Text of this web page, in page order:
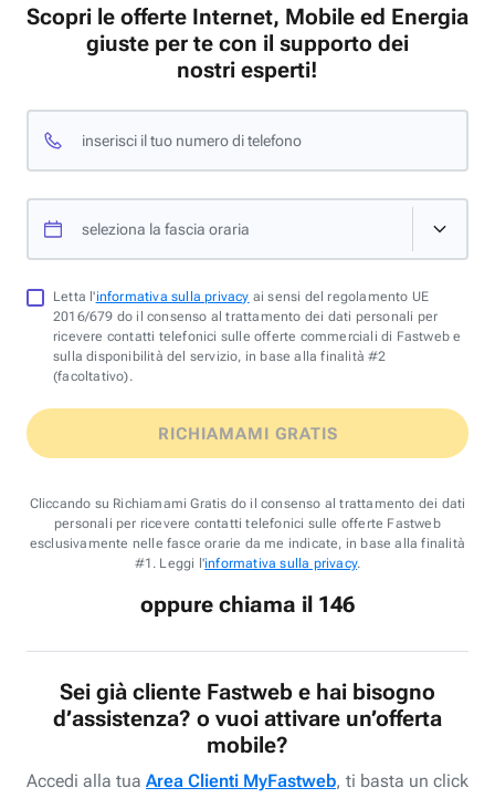
Scopri le offerte Internet, Mobile ed Energia
giuste per te con il supporto dei
nostri esperti!
inserisci il tuo numero di telefono
seleziona la fascia oraria
Letta l'informativa sulla privacy ai sensi del regolamento UE
2016/679 do il consenso al trattamento dei dati personali per
ricevere contatti telefonici sulle offerte commerciali di Fastweb e
sulla disponibilità del servizio, in base alla finalità #2
(facoltativo).
RICHIAMAMI GRATIS
Cliccando su Richiamami Gratis do il consenso al trattamento dei dati
personali per ricevere contatti telefonici sulle offerte Fastweb
esclusivamente nelle fasce orarie da me indicate, in base alla finalità
#1. Leggi l'informativa sulla privacy.
oppure chiama il 146
Sei già cliente Fastweb e hai bisogno
d’assistenza? o vuoi attivare un’offerta
mobile?
Accedi alla tua Area Clienti MyFastweb, ti basta un click